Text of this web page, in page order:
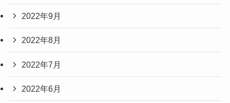
2022年9月
2022年8月
2022年7月
2022年6月